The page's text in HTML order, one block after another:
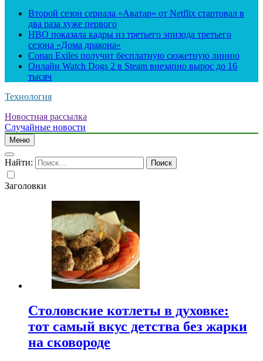
Второй сезон сериала «Аватар» от Netflix стартовал в
два раза хуже первого
HBO показала кадры из третьего эпизода третьего
сезона «Дома дракона»
Conan Exiles получит бесплатную сюжетную линию
Онлайн Watch Dogs 2 в Steam внезапно вырос до 16
тысяч
Технология
Новостная рассылка
Случайные новости
Меню
Найти:
Заголовки
Столовские котлеты в духовке:
тот самый вкус детства без жарки
на сковороде